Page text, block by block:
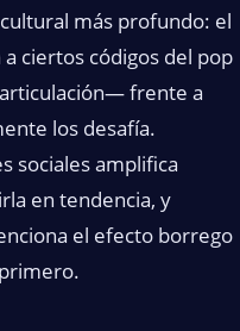
más profundo: el
ciertos códigos del pop
frente a
los desafía.
sociales amplifica
en tendencia, y
el efecto borrego